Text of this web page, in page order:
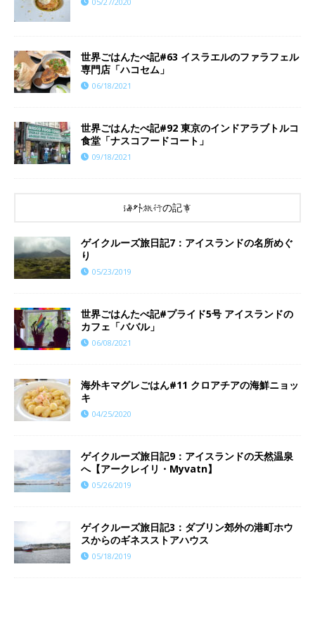
世界ごはんたべ記#63 イスラエルのファラフェル
専門店「ハコセム」
06/18/2021
世界ごはんたべ記#92 東京のインドアラブトルコ
食堂「ナスコフードコート」
09/18/2021
海外旅行の記事
ゲイクルーズ旅日記7：アイスランドの名所めぐ
り
05/23/2019
世界ごはんたべ記#プライド5号 アイスランドの
カフェ「ババル」
06/08/2021
海外キマグレごはん#11 クロアチアの海鮮ニョッ
キ
04/25/2020
ゲイクルーズ旅日記9：アイスランドの天然温泉
へ【アークレイリ・Myvatn】
05/26/2019
ゲイクルーズ旅日記3：ダブリン郊外の港町ホウ
スからのギネスストアハウス
05/18/2019